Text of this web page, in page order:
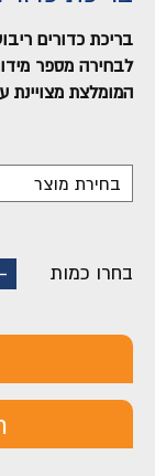
בריכת כדורים
לבחירה מספר
המומלצת מצויינת
בחרו כמות